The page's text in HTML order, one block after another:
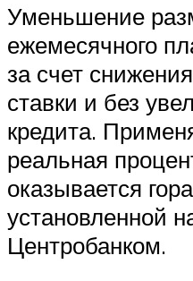
Уменьшение
ежемесячного
за счет
ставки и без
кредита.
реальная
оказывается
установленной
Центробанком.